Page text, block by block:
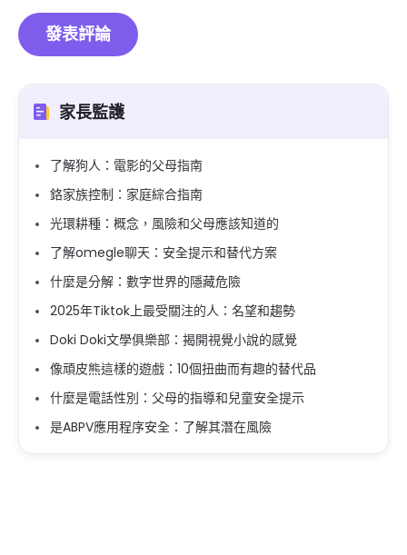
家長監護
了解狗人：電影的父母指南
鉻家族控制：家庭綜合指南
光環耕種：概念，風險和父母應該知道的
了解omegle聊天：安全提示和替代方案
什麼是分解：數字世界的隱藏危險
2025年Tiktok上最受關注的人：名望和趨勢
Doki Doki文學俱樂部：揭開視覺小說的感覺
像頑皮熊這樣的遊戲：10個扭曲而有趣的替代品
什麼是電話性別：父母的指導和兒童安全提示
是ABPV應用程序安全：了解其潛在風險